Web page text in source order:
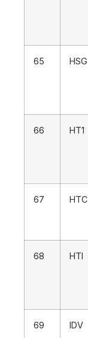
65 HSG
66 HT1
67 HTC
68 HTI
69 IDV